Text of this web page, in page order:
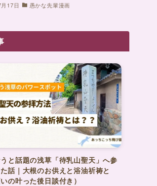
17日 愚かな先輩漫画
と話題の浅草「待乳山聖天」へ参
話｜大根のお供えと浴油祈祷と
の叶った後日談付き）